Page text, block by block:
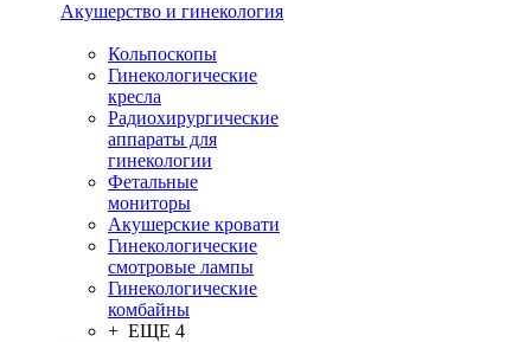
Акушерство и гинекология
Кольпоскопы
Гинекологические
кресла
Радиохирургические
аппараты для
гинекологии
Фетальные
мониторы
Акушерские кровати
Гинекологические
смотровые лампы
Гинекологические
комбайны
+ ЕЩЕ 4